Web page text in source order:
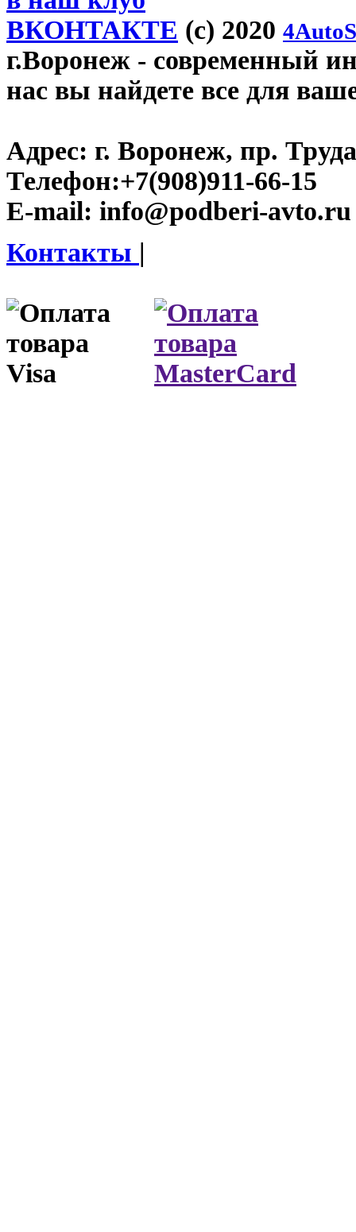
ВКОНТАКТЕ (c) 2020
г.Воронеж - современный
нас вы найдете все для
Адрес: г. Воронеж, пр.
Телефон:+7(908)911-66-15
E-mail: info@podberi-avto.ru
Контакты |